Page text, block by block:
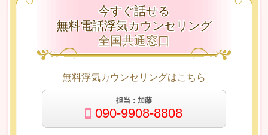
今すぐ話せる
無料電話浮気カウンセリング
全国共通窓口
無料浮気カウンセリングはこちら
担当：加藤
090-9908-8808